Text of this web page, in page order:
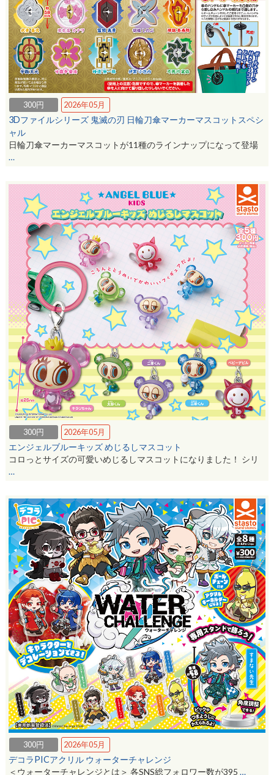
300円 2026年05月
3Dファイルシリーズ 鬼滅の刃 日輪刀傘マーカーマスコットスペシ
ャル
日輪刀傘マーカーマスコットが11種のラインナップになって登場
…
300円 2026年05月
エンジェルブルーキッズ めじるしマスコット
コロっとサイズの可愛いめじるしマスコットになりました！ シリ
…
300円 2026年05月
デコラPICアクリル ウォーターチャレンジ
＜ウォーターチャレンジとは＞ 各SNS総フォロワー数が395 …